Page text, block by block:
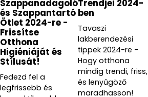
Szappanadagoló
és Szappantartó
Ötlet 2024-re -
Frissítse
Otthona
Higiéniáját és
Stílusát!
Fedezd fel a
legfrissebb és
Trendjei 2024-
ben
Tavaszi
lakberendezési
tippek 2024-re -
Hogy otthona
mindig trendi, friss,
és lenyűgöző
maradhasson!